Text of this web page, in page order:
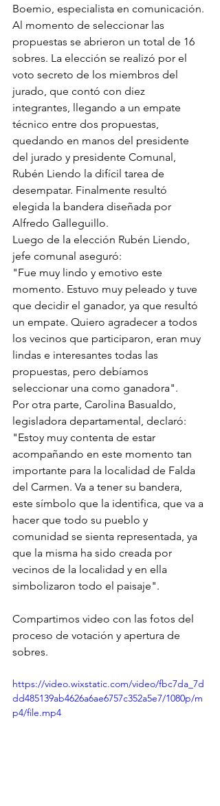
Boemio, especialista en comunicación.
Al momento de seleccionar las
propuestas se abrieron un total de 16
sobres. La elección se realizó por el
voto secreto de los miembros del
jurado, que contó con diez
integrantes, llegando a un empate
técnico entre dos propuestas,
quedando en manos del presidente
del jurado y presidente Comunal,
Rubén Liendo la difícil tarea de
desempatar. Finalmente resultó
elegida la bandera diseñada por
Alfredo Galleguillo.
Luego de la elección Rubén Liendo,
jefe comunal aseguró:
"Fue muy lindo y emotivo este
momento. Estuvo muy peleado y tuve
que decidir el ganador, ya que resultó
un empate. Quiero agradecer a todos
los vecinos que participaron, eran muy
lindas e interesantes todas las
propuestas, pero debíamos
seleccionar una como ganadora".
Por otra parte, Carolina Basualdo,
legisladora departamental, declaró:
"Estoy muy contenta de estar
acompañando en este momento tan
importante para la localidad de Falda
del Carmen. Va a tener su bandera,
este símbolo que la identifica, que va a
hacer que todo su pueblo y
comunidad se sienta representada, ya
que la misma ha sido creada por
vecinos de la localidad y en ella
simbolizaron todo el paisaje".
Compartimos video con las fotos del
proceso de votación y apertura de
sobres.
https://video.wixstatic.com/video/fbc7da_7d
dd485139ab4626a6ae6757c352a5e7/1080p/m
p4/file.mp4